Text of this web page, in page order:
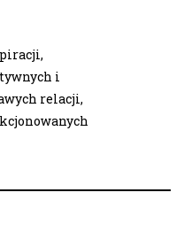
i
relacji,